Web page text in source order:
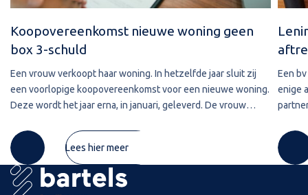
Koopovereenkomst nieuwe woning geen
box 3-schuld
Een vrouw verkoopt haar woning. In hetzelfde jaar sluit zij
een voorlopige koopovereenkomst voor een nieuwe woning.
Deze wordt het jaar erna, in januari, geleverd. De vrouw
derdengeldrekening van
Lees hier meer
Een
enige